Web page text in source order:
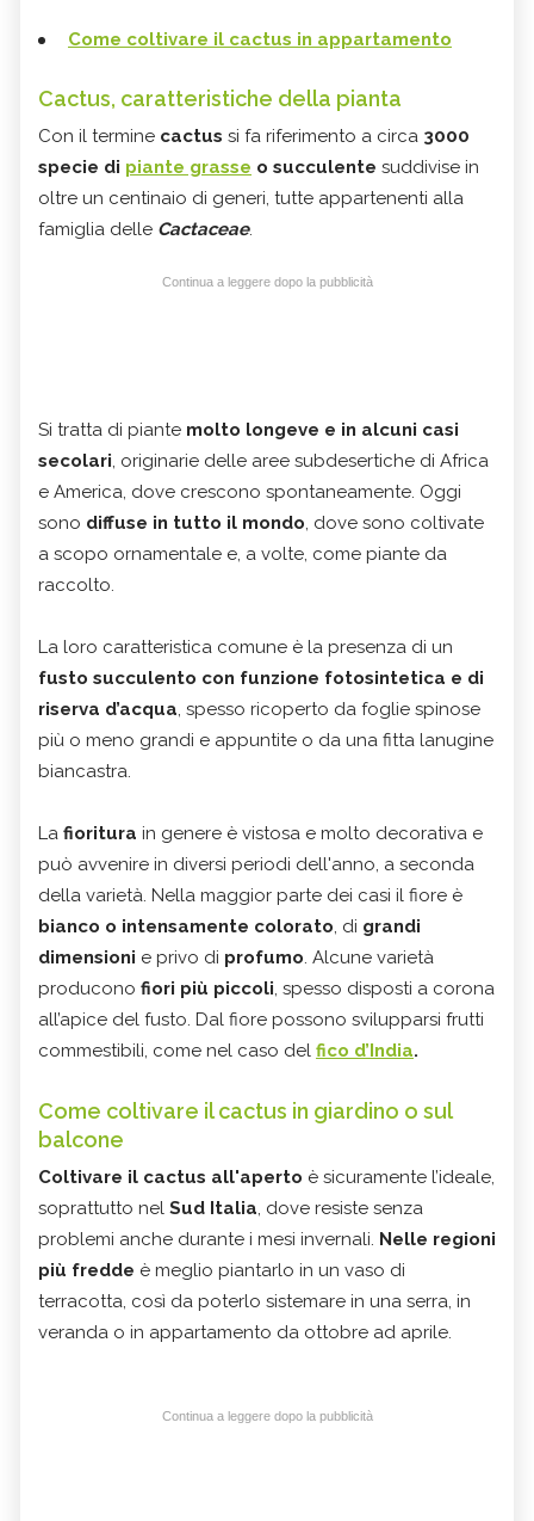
Come coltivare il cactus in appartamento
Cactus, caratteristiche della pianta
Con il termine cactus si fa riferimento a circa 3000
specie di piante grasse o succulente suddivise in
oltre un centinaio di generi, tutte appartenenti alla
famiglia delle Cactaceae.
Continua a leggere dopo la pubblicità
Si tratta di piante molto longeve e in alcuni casi
secolari, originarie delle aree subdesertiche di Africa
e America, dove crescono spontaneamente. Oggi
sono diffuse in tutto il mondo, dove sono coltivate
a scopo ornamentale e, a volte, come piante da
raccolto.
La loro caratteristica comune è la presenza di un
fusto succulento con funzione fotosintetica e di
riserva d’acqua, spesso ricoperto da foglie spinose
più o meno grandi e appuntite o da una fitta lanugine
biancastra.
La fioritura in genere è vistosa e molto decorativa e
può avvenire in diversi periodi dell'anno, a seconda
della varietà. Nella maggior parte dei casi il fiore è
bianco o intensamente colorato, di grandi
dimensioni e privo di profumo. Alcune varietà
producono fiori più piccoli, spesso disposti a corona
all’apice del fusto. Dal fiore possono svilupparsi frutti
commestibili, come nel caso del fico d’India.
Come coltivare il cactus in giardino o sul
balcone
Coltivare il cactus all'aperto è sicuramente l’ideale,
soprattutto nel Sud Italia, dove resiste senza
problemi anche durante i mesi invernali. Nelle regioni
più fredde è meglio piantarlo in un vaso di
terracotta, così da poterlo sistemare in una serra, in
veranda o in appartamento da ottobre ad aprile.
Continua a leggere dopo la pubblicità